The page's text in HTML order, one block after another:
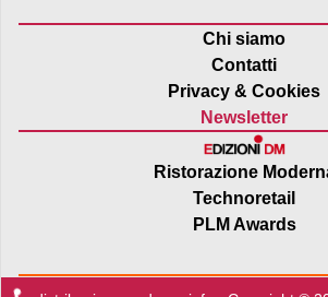
Chi siamo
Contatti
Privacy & Cookies
Newsletter
Ristorazione
Technoretail
PLM Awards